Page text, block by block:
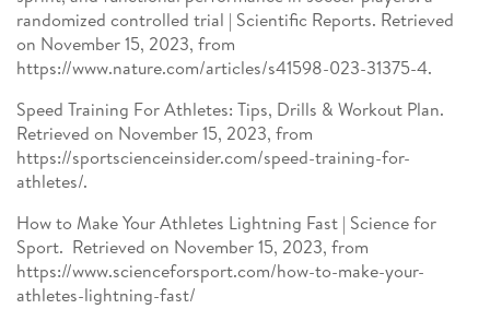
randomized controlled trial | Scientific Reports. Retrieved
on November 15, 2023, from
https://www.nature.com/articles/s41598-023-31375-4.
Speed Training For Athletes: Tips, Drills & Workout Plan.
Retrieved on November 15, 2023, from
https://sportscienceinsider.com/speed-training-for-
athletes/.
How to Make Your Athletes Lightning Fast | Science for
Sport. Retrieved on November 15, 2023, from
https://www.scienceforsport.com/how-to-make-your-
athletes-lightning-fast/